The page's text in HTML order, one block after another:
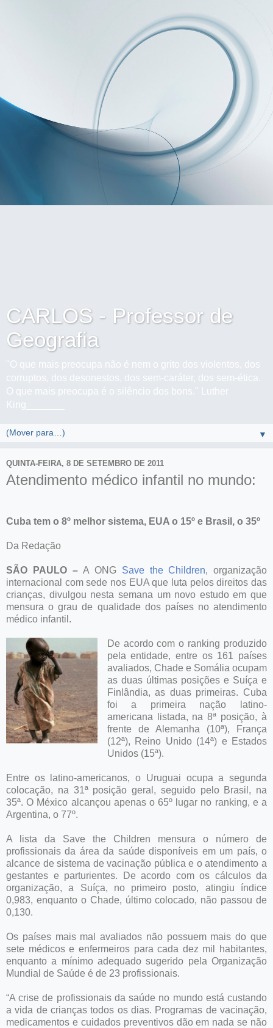
CARLOS - Professor de
Geografia
"O que mais preocupa não é nem o grito dos violentos, dos
corruptos, dos desonestos, dos sem-caráter, dos sem-ética.
O que mais preocupa é o silêncio dos bons." Luther
King_______
▼
QUINTA-FEIRA, 8 DE SETEMBRO DE 2011
Atendimento médico infantil no mundo:
Cuba tem o 8º melhor sistema, EUA o 15º e Brasil, o 35º
Da Redação
SÃO PAULO –A ONG Save the Children, organização
internacional com sede nos EUA que luta pelos direitos das
crianças, divulgou nesta semana um novo estudo em que
mensura o grau de qualidade dos países no atendimento
médico infantil.
De acordo com o ranking produzido
pela entidade, entre os 161 países
avaliados, Chade e Somália ocupam
as duas últimas posições e Suíça e
Finlândia, as duas primeiras. Cuba
foi a primeira nação latino-
americana listada, na 8ª posição, à
frente de Alemanha (10ª), França
(12ª), Reino Unido (14ª) e Estados
Unidos (15ª).
Entre os latino-americanos, o Uruguai ocupa a segunda
colocação, na 31ª posição geral, seguido pelo Brasil, na
35ª. O México alcançou apenas o 65º lugar no ranking, e a
Argentina, o 77º.
A lista da Save the Children mensura o número de
profissionais da área da saúde disponíveis em um país, o
alcance de sistema de vacinação pública e o atendimento a
gestantes e parturientes. De acordo com os cálculos da
organização, a Suíça, no primeiro posto, atingiu índice
0,983, enquanto o Chade, último colocado, não passou de
0,130.
Os países mais mal avaliados não possuem mais do que
sete médicos e enfermeiros para cada dez mil habitantes,
enquanto a mínimo adequado sugerido pela Organização
Mundial de Saúde é de 23 profissionais.
“A crise de profissionais da saúde no mundo está custando
a vida de crianças todos os dias. Programas de vacinação,
medicamentos e cuidados preventivos dão em nada se não